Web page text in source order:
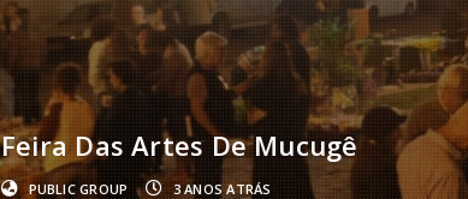
Feira Das Artes De Mucugê
PUBLIC GROUP 3 ANOS ATRÁS